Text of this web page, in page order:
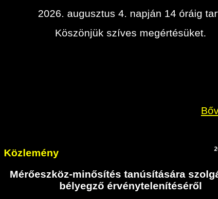
2026. augusztus 4. napján 14 óráig
Köszönjük szíves megértésüket.
Közlemény
Mérőeszköz-minősítés tanúsítására
bélyegző érvénytelenítéséről